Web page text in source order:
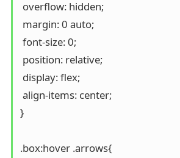
overflow: hidden;
margin: 0 auto;
font-size: 0;
position: relative;
display: flex;
align-items: center;
}
.box:hover .arrows{